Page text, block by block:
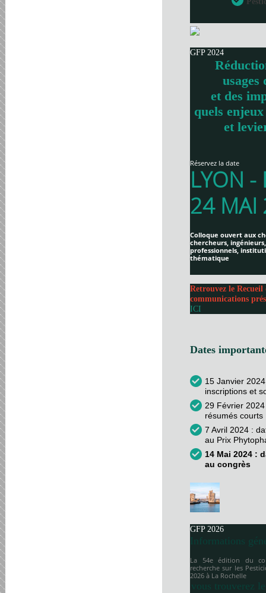
GFP 2024
usages
et des
quels
et
Réservez la date
LYON
24 MAI
Colloque ouvert aux
chercheurs,
professionnels,
thématique
Retrouvez le Recueil
communications
ICI
Dates
15 Janvier
inscriptions et
29 Février
résumés courts
7 Avril 2024 :
au Prix
14 Mai 2024 :
au congrès
GFP 2026
Informations
La 54e édition du
recherche sur les
2026 à La Rochelle
vous trouverez